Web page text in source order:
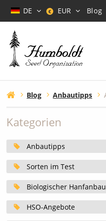
DE € EUR Blog
Blog Anbautipps
Kategorien
Anbautipps
Sorten im Test
Biologischer Hanfanbau
HSO-Angebote